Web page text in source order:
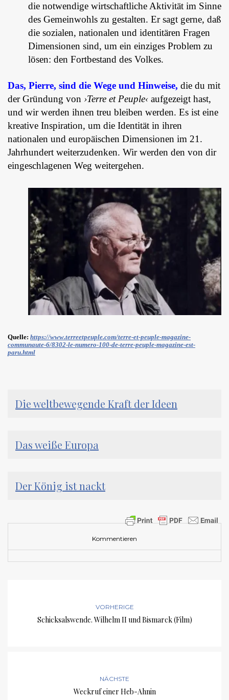
die notwendige wirtschaftliche Aktivität im Sinne
des Gemeinwohls zu gestalten. Er sagt gerne, daß
die sozialen, nationalen und identitären Fragen
Dimensionen sind, um ein einziges Problem zu
lösen: den Fortbestand des Volkes.
Das, Pierre, sind die Wege und Hinweise, die du mit
der Gründung von ›Terre et Peuple‹ aufgezeigt hast,
und wir werden ihnen treu bleiben werden. Es ist eine
kreative Inspiration, um die Identität in ihren
nationalen und europäischen Dimensionen im 21.
Jahrhundert weiterzudenken. Wir werden den von dir
eingeschlagenen Weg weitergehen.
Quelle: https://www.terreetpeuple.com/terre-et-peuple-magazine-
communaute-6/8302-le-numero-100-de-terre-peuple-magazine-est-
paru.html
Die weltbewegende Kraft der Ideen
Das weiße Europa
Der König ist nackt
Kommentieren
VORHERIGE
Schicksalswende. Wilhelm II und Bismarck (Film)
NÄCHSTE
Weckruf einer Heb-Ahnin